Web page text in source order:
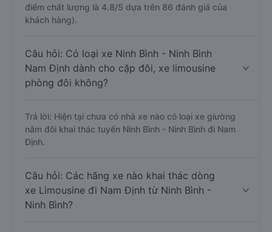
điểm chất lượng là 4.8/5 dựa trên 86 đánh giá của
khách hàng).
Câu hỏi: Có loại xe Ninh Bình - Ninh Bình
Nam Định dành cho cặp đôi, xe limousine
phòng đôi không?
Trả lời: Hiện tại chưa có nhà xe nào có loại xe giường
nằm đôi khai thác tuyến Ninh Bình - Ninh Bình đi Nam
Định.
Câu hỏi: Các hãng xe nào khai thác dòng
xe Limousine đi Nam Định từ Ninh Bình -
Ninh Bình?